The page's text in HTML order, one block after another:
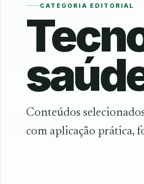
CATEGORIA EDITORIAL
Conteúdos
com aplicação prática,